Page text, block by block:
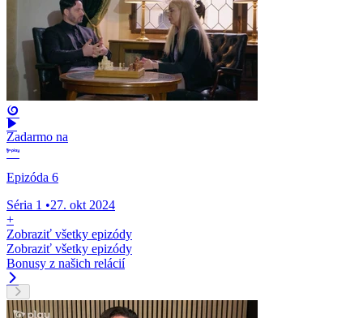
Zadarmo na
Epizóda 6
Séria 1 •27. okt 2024
+
Zobraziť všetky epizódy
Zobraziť všetky epizódy
Bonusy z našich relácií